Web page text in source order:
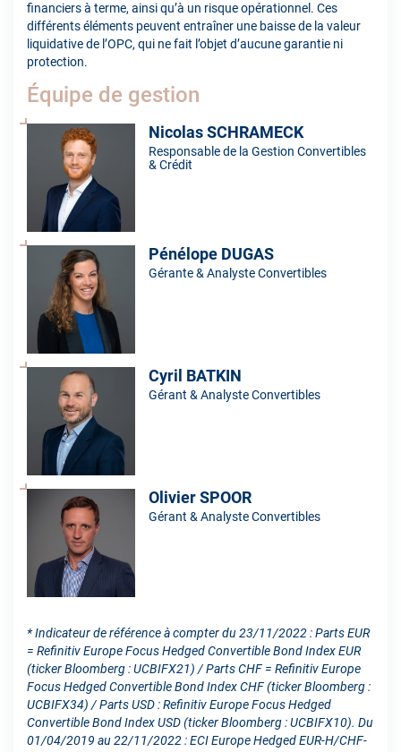
financiers à terme, ainsi qu’à un risque opérationnel. Ces
différents éléments peuvent entraîner une baisse de la valeur
liquidative de l’OPC, qui ne fait l’objet d’aucune garantie ni
protection.
Équipe de gestion
Nicolas SCHRAMECK
Responsable de la Gestion Convertibles
& Crédit
Pénélope DUGAS
Gérante & Analyste Convertibles
Cyril BATKIN
Gérant & Analyste Convertibles
Olivier SPOOR
Gérant & Analyste Convertibles
* Indicateur de référence à compter du 23/11/2022 : Parts EUR
= Refinitiv Europe Focus Hedged Convertible Bond Index EUR
(ticker Bloomberg : UCBIFX21) / Parts CHF = Refinitiv Europe
Focus Hedged Convertible Bond Index CHF (ticker Bloomberg :
UCBIFX34) / Parts USD : Refinitiv Europe Focus Hedged
Convertible Bond Index USD (ticker Bloomberg : UCBIFX10). Du
01/04/2019 au 22/11/2022 : ECI Europe Hedged EUR-H/CHF-